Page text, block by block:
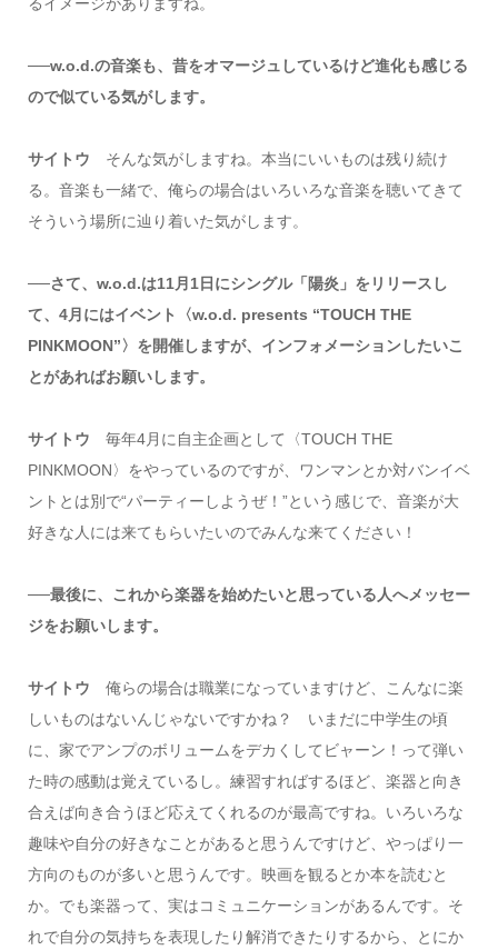
──w.o.d.の音楽も、昔をオマージュしているけど進化も感じる
ので似ている気がします。
サイトウ そんな気がしますね。本当にいいものは残り続け
る。音楽も一緒で、俺らの場合はいろいろな音楽を聴いてきて
そういう場所に辿り着いた気がします。
──さて、w.o.d.は11月1日にシングル「陽炎」をリリースし
て、4月にはイベント〈w.o.d. presents “TOUCH THE
PINKMOON”〉を開催しますが、インフォメーションしたいこ
とがあればお願いします。
サイトウ 毎年4月に自主企画として〈TOUCH THE
PINKMOON〉をやっているのですが、ワンマンとか対バンイベ
ントとは別で“パーティーしようぜ！”という感じで、音楽が大
好きな人には来てもらいたいのでみんな来てください！
──最後に、これから楽器を始めたいと思っている人へメッセー
ジをお願いします。
サイトウ 俺らの場合は職業になっていますけど、こんなに楽
しいものはないんじゃないですかね？ いまだに中学生の頃
に、家でアンプのボリュームをデカくしてビャーン！って弾い
た時の感動は覚えているし。練習すればするほど、楽器と向き
合えば向き合うほど応えてくれるのが最高ですね。いろいろな
趣味や自分の好きなことがあると思うんですけど、やっぱり一
方向のものが多いと思うんです。映画を観るとか本を読むと
か。でも楽器って、実はコミュニケーションがあるんです。そ
れで自分の気持ちを表現したり解消できたりするから、とにか